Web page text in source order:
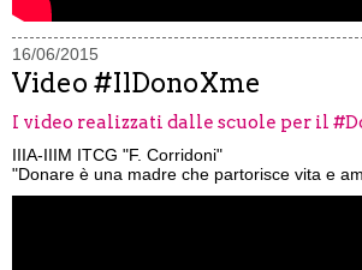
16/06/2015
Video #IlDonoXme
I video realizzati dalle scuole per il
IIIA-IIIM ITCG "F. Corridoni"
"Donare è una madre che partorisce vita e